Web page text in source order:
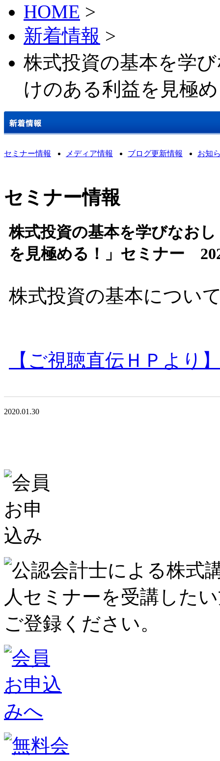
HOME >
新着情報 >
株式投資の基本を学
けのある利益を見極
セミナー情報 メディア情報 ブログ更新情報 お知
セミナー情報
株式投資の基本を学びなお
を見極める！」セミナー
株式投資の基本につい
【ご視聴直伝ＨＰより
2020.01.30